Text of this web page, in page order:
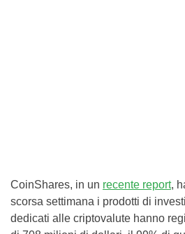
CoinShares, in un recente report,
scorsa settimana i prodotti di
dedicati alle criptovalute hanno